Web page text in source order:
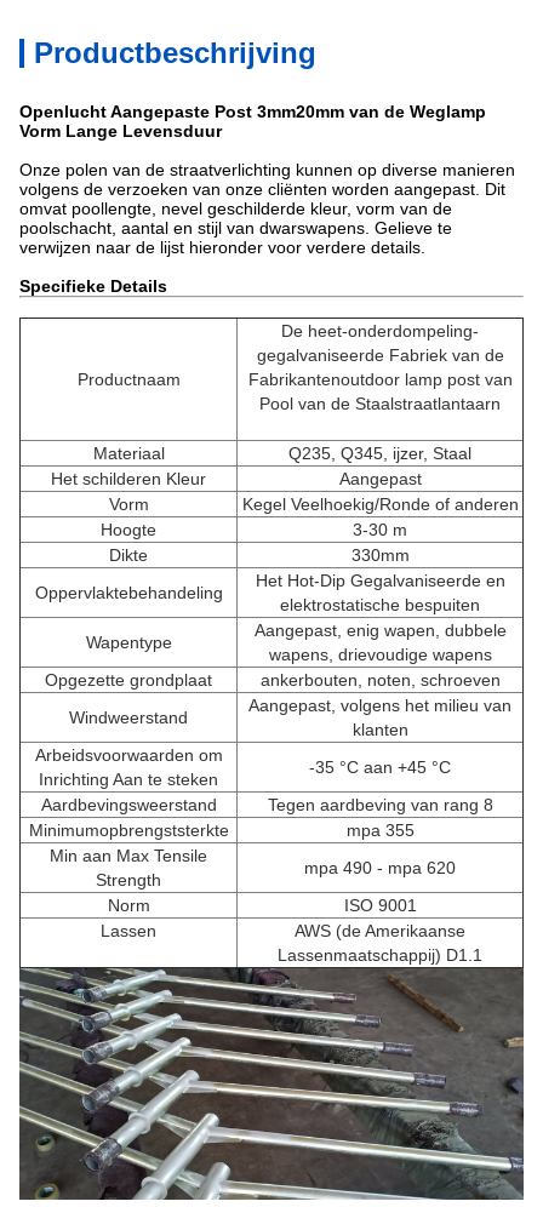
Productbeschrijving
Openlucht Aangepaste Post 3mm20mm van de Weglamp
Vorm Lange Levensduur
Onze polen van de straatverlichting kunnen op diverse manieren
volgens de verzoeken van onze cliënten worden aangepast. Dit
omvat poollengte, nevel geschilderde kleur, vorm van de
poolschacht, aantal en stijl van dwarswapens. Gelieve te
verwijzen naar de lijst hieronder voor verdere details.
Specifieke Details
Productnaam
De heet-onderdompeling-
gegalvaniseerde Fabriek van de
Fabrikantenoutdoor lamp post van
Pool van de Staalstraatlantaarn
Materiaal
Q235, Q345, ijzer, Staal
Het schilderen Kleur
Aangepast
Vorm
Kegel Veelhoekig/Ronde of anderen
Hoogte
3-30 m
Dikte
330mm
Oppervlaktebehandeling
Het Hot-Dip Gegalvaniseerde en
elektrostatische bespuiten
Wapentype
Aangepast, enig wapen, dubbele
wapens, drievoudige wapens
Opgezette grondplaat
ankerbouten, noten, schroeven
Windweerstand
Aangepast, volgens het milieu van
klanten
Arbeidsvoorwaarden om
Inrichting Aan te steken
-35 °C aan +45 °C
Aardbevingsweerstand
Tegen aardbeving van rang 8
Minimumopbrengststerkte
mpa 355
Min aan Max Tensile
Strength
mpa 490 - mpa 620
Norm
ISO 9001
Lassen
AWS (de Amerikaanse
Lassenmaatschappij) D1.1